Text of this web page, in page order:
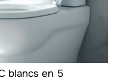
blancs en 5